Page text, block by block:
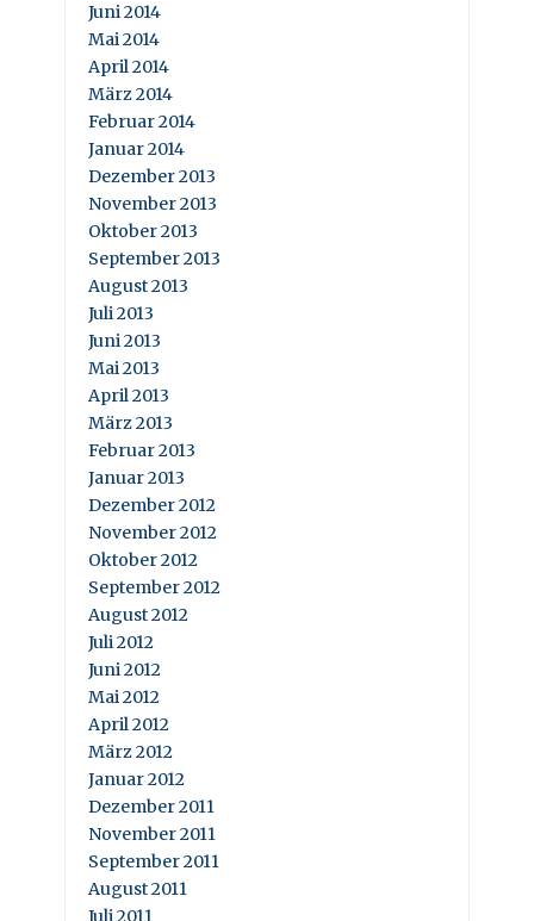
Juni 2014
Mai 2014
April 2014
März 2014
Februar 2014
Januar 2014
Dezember 2013
November 2013
Oktober 2013
September 2013
August 2013
Juli 2013
Juni 2013
Mai 2013
April 2013
März 2013
Februar 2013
Januar 2013
Dezember 2012
November 2012
Oktober 2012
September 2012
August 2012
Juli 2012
Juni 2012
Mai 2012
April 2012
März 2012
Januar 2012
Dezember 2011
November 2011
September 2011
August 2011
Juli 2011